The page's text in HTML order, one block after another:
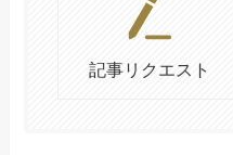
記事リクエスト